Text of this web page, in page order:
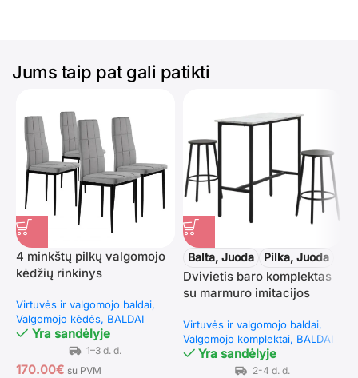
Jums taip pat gali patikti
4 minkštų pilkų valgomojo
kėdžių rinkinys
Virtuvės ir valgomojo baldai
Valgomojo kėdės BALDAI
Yra sandėlyje
170.00€ su PVM
Balta, Juoda Pilka, Juoda
Dvivietis baro komplektas
su marmuro imitacijos
Virtuvės ir valgomojo baldai
Valgomojo komplektai BALDAI
Yra sandėlyje